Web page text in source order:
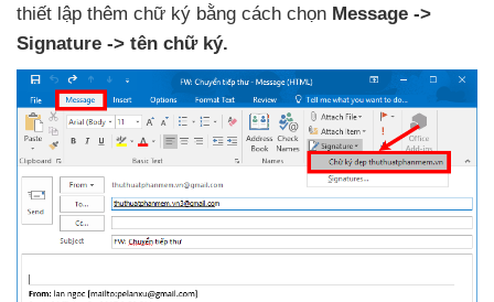
thiết lập thêm chữ ký bằng cách chọn Message ->
Signature -> tên chữ ký.